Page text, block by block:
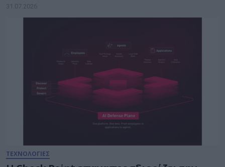
31.07.2026
ΤΕΧΝΟΛΟΓΙΕΣ